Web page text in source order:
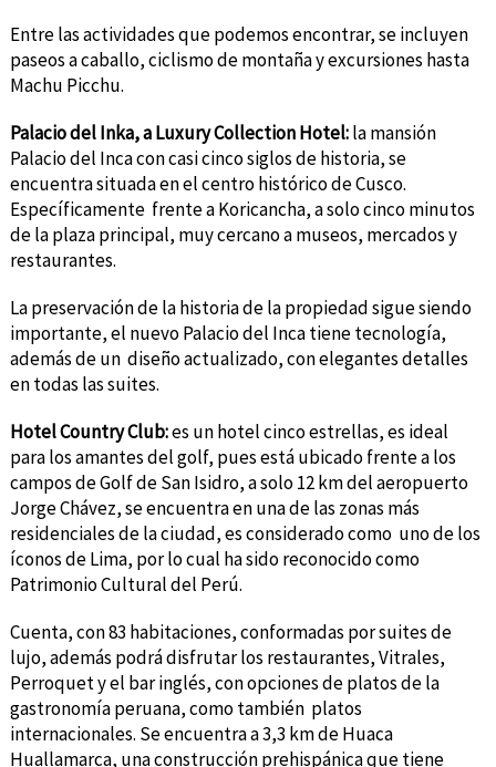
Entre las actividades que podemos encontrar, se incluyen
paseos a caballo, ciclismo de montaña y excursiones hasta
Machu Picchu.
Palacio del Inka, a Luxury Collection Hotel:la mansión
Palacio del Inca con casi cinco siglos de historia, se
encuentra situada en el centro histórico de Cusco.
Específicamente frente a Koricancha, a solo cinco minutos
de la plaza principal, muy cercano a museos, mercados y
restaurantes.
La preservación de la historia de la propiedad sigue siendo
importante, el nuevo Palacio del Inca tiene tecnología,
además de un diseño actualizado, con elegantes detalles
en todas las suites.
Hotel Country Club:es un hotel cinco estrellas, es ideal
para los amantes del golf, pues está ubicado frente a los
campos de Golf de San Isidro, a solo 12 km del aeropuerto
Jorge Chávez, se encuentra en una de las zonas más
residenciales de la ciudad, es considerado como uno de los
íconos de Lima, por lo cual ha sido reconocido como
Patrimonio Cultural del Perú.
Cuenta, con 83 habitaciones, conformadas por suites de
lujo, además podrá disfrutar los restaurantes, Vitrales,
Perroquet y el bar inglés, con opciones de platos de la
gastronomía peruana, como también platos
internacionales. Se encuentra a 3,3 km de Huaca
Huallamarca, una construcción prehispánica que tiene